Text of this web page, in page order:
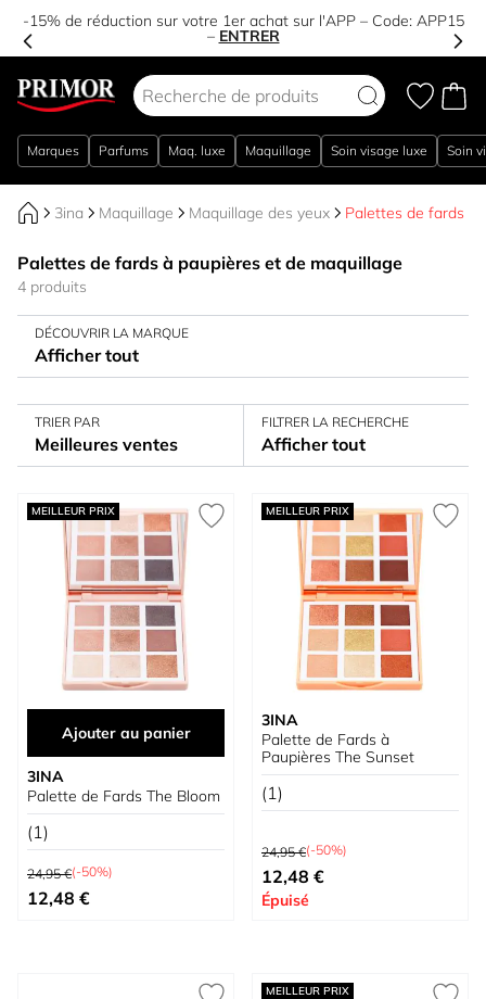
-15% de réduction sur votre 1er achat sur l'APP – Code: APP15
– ENTRER
Marques Parfums Maq. luxe Maquillage Soin visage luxe Soin
3ina Maquillage Maquillage des yeux Palettes de fards à
Palettes de fards à paupières et de maquillage
4 produits
DÉCOUVRIR LA MARQUE
Afficher tout
TRIER PAR
Meilleures ventes
FILTRER LA RECHERCHE
Afficher tout
MEILLEUR PRIX
Ajouter au panier
3INA
Palette de Fards The Bloom
(1)
Prix normal
24,95 €(-50%)
Prix spécial
12,48 €
MEILLEUR PRIX
3INA
Palette de Fards à
Paupières The Sunset
(1)
Prix normal
24,95 €(-50%)
Prix spécial
12,48 €
Épuisé
MEILLEUR PRIX